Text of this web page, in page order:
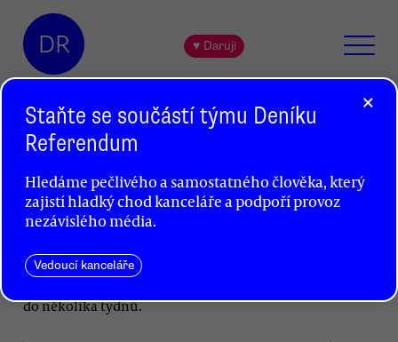
DR ♥ Daruji
Mír na Ukrajině? Snad do Vánoc
Petr Jedlička
Volby v separatistických republikách byly
Boje se nyní nejspíše opět rozhoří. V nejlepším
do několika týdnů.
×
Staňte se součástí týmu Deníku
Referendum
Hledáme pečlivého a samostatného člověka, který
zajistí hladký chod kanceláře a podpoří provoz
nezávislého média.
Vedoucí kanceláře